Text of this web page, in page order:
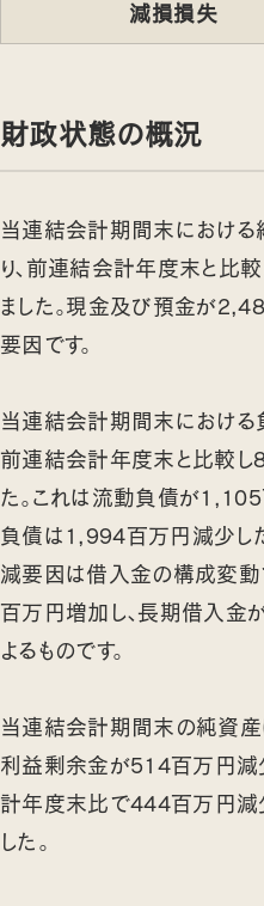
減損損失
財政状態の概況
当連結会計期間末におけ
り、前連結会計年度末と比
ました。現金及び預金が
要因です。
当連結会計期間末における
前連結会計年度末と比較し
た。これは流動負債が
負債は1,994百万円減少した
減要因は借入金の構成変
百万円増加し、長期借入金
よるものです。
当連結会計期間末の純資産
利益剰余金が514百万円減
計年度末比で444百万円減
した。